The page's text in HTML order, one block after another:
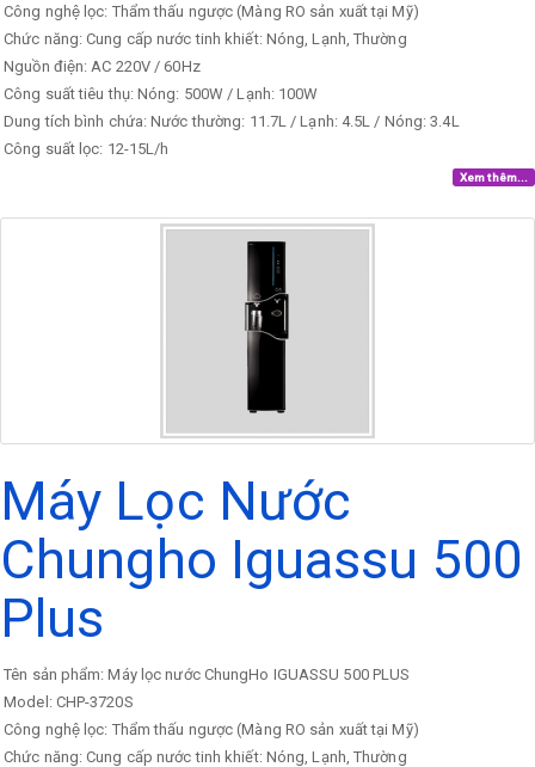
Công nghệ lọc: Thẩm thấu ngược (Màng RO sản xuất tại Mỹ)
Chức năng: Cung cấp nước tinh khiết: Nóng, Lạnh, Thường
Nguồn điện: AC 220V / 60Hz
Công suất tiêu thụ: Nóng: 500W / Lạnh: 100W
Dung tích bình chứa: Nước thường: 11.7L / Lạnh: 4.5L / Nóng: 3.4L
Công suất lọc: 12-15L/h
Xem thêm...
Máy Lọc Nước
Chungho Iguassu 500
Plus
Tên sản phẩm: Máy lọc nước ChungHo IGUASSU 500 PLUS
Model: CHP-3720S
Công nghệ lọc: Thẩm thấu ngược (Màng RO sản xuất tại Mỹ)
Chức năng: Cung cấp nước tinh khiết: Nóng, Lạnh, Thường